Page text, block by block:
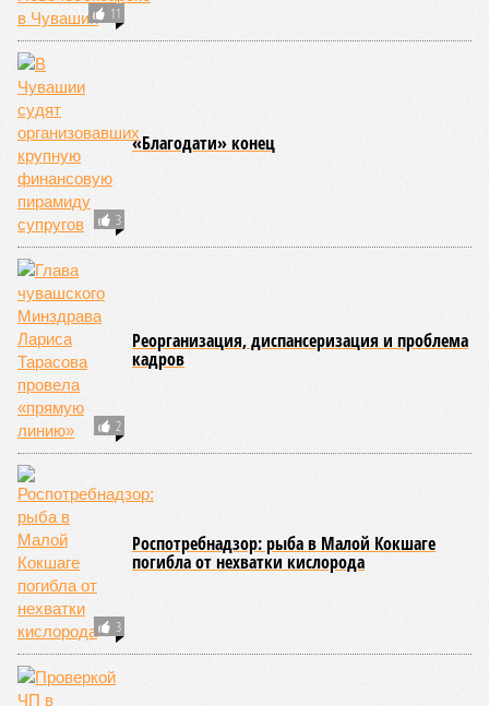
11
3
«Благодати» конец
2
Реорганизация, диспансеризация и проблема
кадров
3
Роспотребнадзор: рыба в Малой Кокшаге
погибла от нехватки кислорода